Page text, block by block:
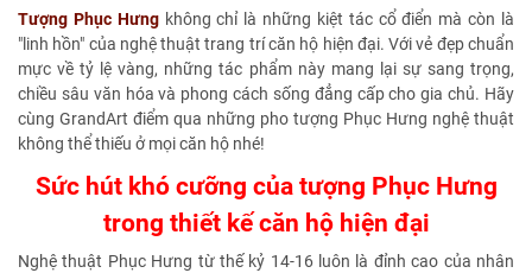
Tượng Phục Hưngkhông chỉ là những kiệt tác cổ điển mà còn là
"linh hồn" của nghệ thuật trang trí căn hộ hiện đại. Với vẻ đẹp chuẩn
mực về tỷ lệ vàng, những tác phẩm này mang lại sự sang trọng,
chiều sâu văn hóa và phong cách sống đẳng cấp cho gia chủ. Hãy
cùng GrandArt điểm qua những pho tượng Phục Hưng nghệ thuật
không thể thiếu ở mọi căn hộ nhé!
Sức hút khó cưỡng của tượng Phục Hưng
trong thiết kế căn hộ hiện đại
Nghệ thuật Phục Hưng từ thế kỷ 14-16 luôn là đỉnh cao của nhân